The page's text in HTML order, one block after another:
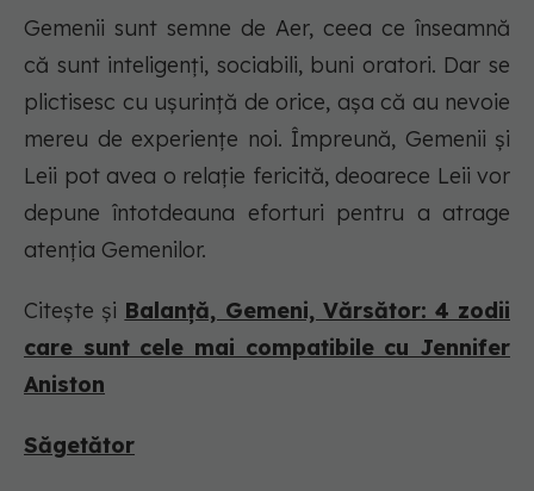
Gemenii sunt semne de Aer, ceea ce înseamnă
că sunt inteligenți, sociabili, buni oratori. Dar se
plictisesc cu ușurință de orice, așa că au nevoie
mereu de experiențe noi. Împreună, Gemenii și
Leii pot avea o relație fericită, deoarece Leii vor
depune întotdeauna eforturi pentru a atrage
atenția Gemenilor.
Citește și Balanță, Gemeni, Vărsător: 4 zodii
care sunt cele mai compatibile cu Jennifer
Aniston
Săgetător